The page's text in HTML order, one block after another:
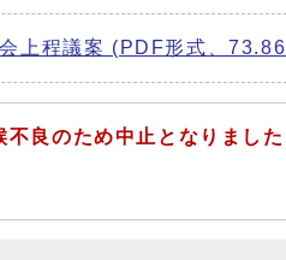
上程議案 (PDF形式、
良のため中止となりました